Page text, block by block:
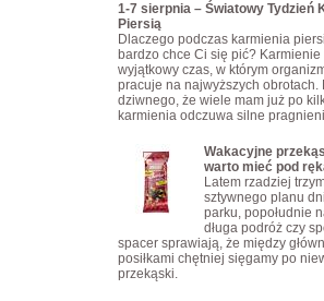
1-7 sierpnia – Światowy Tydzień
Piersią
Dlaczego podczas karmienia
bardzo chce Ci się pić?
wyjątkowy czas, w którym
pracuje na najwyższych obrotach.
dziwnego, że wiele mam już po
karmienia odczuwa silne
Wakacyjne
warto mieć pod
Latem rzadziej
sztywnego planu
parku, popołudnie
długa podróż czy
spacer sprawiają, że między
posiłkami chętniej sięgamy po
przekąski.